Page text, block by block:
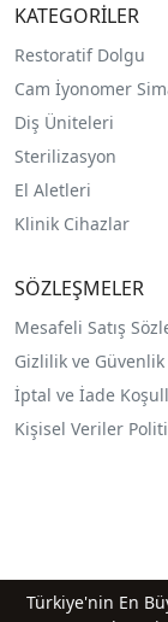
KATEGORİLER
Restoratif Dolgu
Cam İyonomer
Diş Üniteleri
Sterilizasyon
El Aletleri
Klinik Cihazlar
SÖZLEŞMELER
Mesafeli Satış
Gizlilik ve Güvenlik
İptal ve İade
Kişisel Veriler
Türkiye'nin En